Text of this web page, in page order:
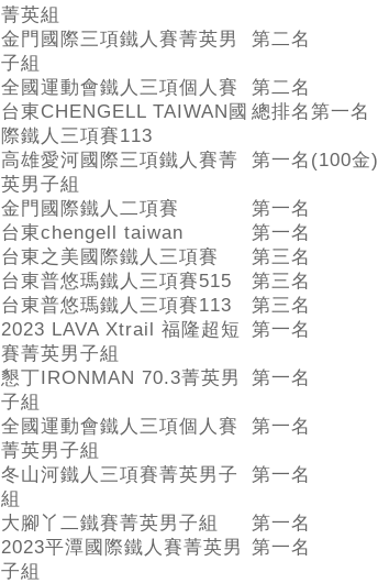
菁英組
金門國際三項鐵人賽菁英男
子組
第二名
全國運動會鐵人三項個人賽
第二名
台東CHENGELL TAIWAN國
際鐵人三項賽113
總排名第一名
高雄愛河國際三項鐵人賽菁
英男子組
第一名(100金)
金門國際鐵人二項賽
第一名
台東chengell taiwan
第一名
台東之美國際鐵人三項賽
第三名
台東普悠瑪鐵人三項賽515
第三名
台東普悠瑪鐵人三項賽113
第三名
2023 LAVA Xtrail 福隆超短
賽菁英男子組
第一名
懇丁IRONMAN 70.3菁英男
子組
第一名
全國運動會鐵人三項個人賽
菁英男子組
第一名
冬山河鐵人三項賽菁英男子
組
第一名
大腳丫二鐵賽菁英男子組
第一名
2023平潭國際鐵人賽菁英男
子組
第一名